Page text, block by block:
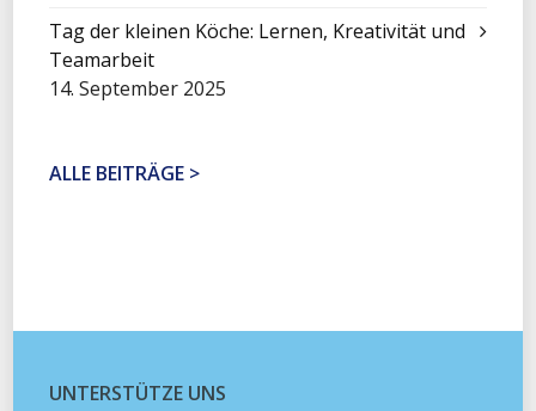
Tag der kleinen Köche: Lernen, Kreativität und
Teamarbeit
14. September 2025
ALLE BEITRÄGE >
UNTERSTÜTZE UNS